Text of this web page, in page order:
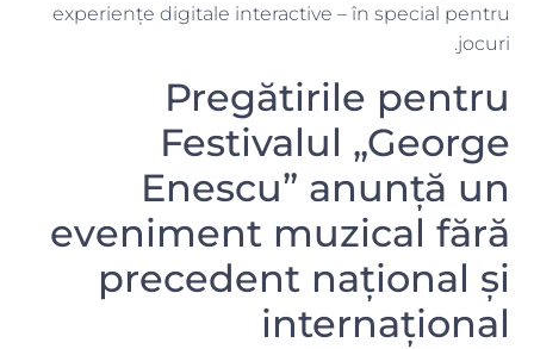
experiențe digitale interactive – în special pentru
jocuri.
Pregătirile pentru
Festivalul „George
Enescu” anunță un
eveniment muzical fără
precedent național și
internațional